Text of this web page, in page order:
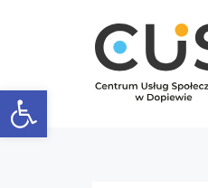
Otwórz pasek narzędzi